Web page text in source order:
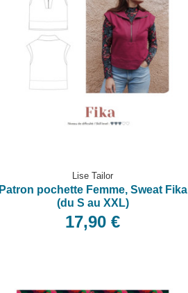
Lise Tailor
Patron pochette Femme, Sweat Fika
(du S au XXL)
17,90 €